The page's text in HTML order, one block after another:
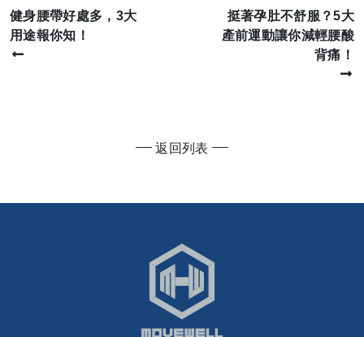
健身腰帶好處多，3大
用途報你知！
挺著孕肚不舒服？5大
產前運動讓你減輕腰酸
背痛！
返回列表